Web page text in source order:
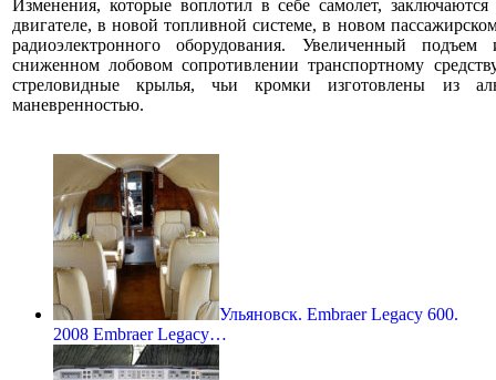
Изменения, которые воплотил в себе самолет,
двигателе, в новой топливной системе, в новом
радиоэлектронного оборудования. Увеличенный
сниженном лобовом сопротивлении транспортному
стреловидные крылья, чьи кромки изготовлены из
маневренностью.
Ульяновск. Embraer Legacy 600.
2008 Embraer Legacy…